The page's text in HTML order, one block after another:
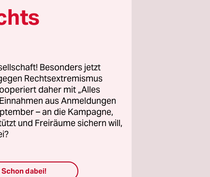
Rede
Die
„Herr
15
Besonders jetzt
Rechtsextremismus
daher mit „Alles
aus Anmeldungen
– an die Kampagne,
und Freiräume sichern will,
Schon dabei!